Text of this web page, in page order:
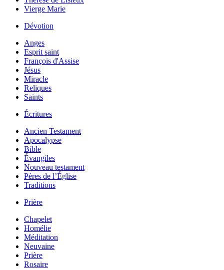
Vierge Marie
Dévotion
Anges
Esprit saint
François d'Assise
Jésus
Miracle
Reliques
Saints
Écritures
Ancien Testament
Apocalypse
Bible
Évangiles
Nouveau testament
Pères de l’Église
Traditions
Prière
Chapelet
Homélie
Méditation
Neuvaine
Prière
Rosaire